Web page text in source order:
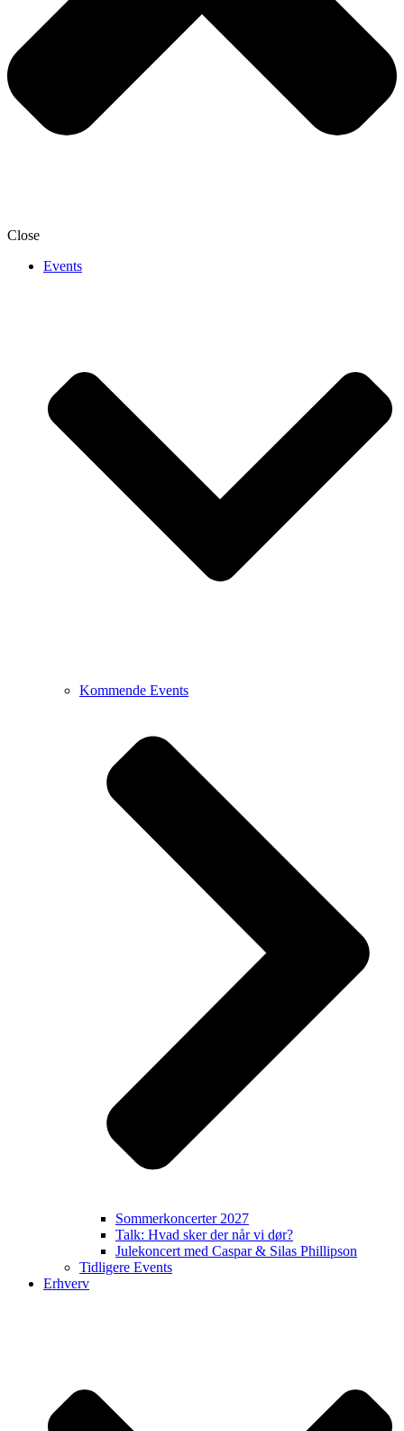
Close
Events
Kommende Events
Sommerkoncerter 2027
Talk: Hvad sker der når vi dør?
Julekoncert med Caspar & Silas Phillipson
Tidligere Events
Erhverv